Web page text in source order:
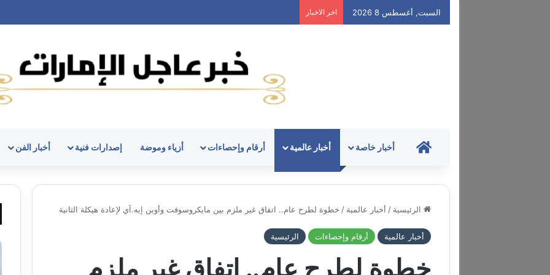
السبت, أغسطس 8 2026 اخر الاخبار
HOMEأخبار خاصة أخبار عالمية أرقام وإحصاءات أزياء وموضة إصدارات فنية أخبار الفن
الرئيسية / أخبار عالمية / خطوة لطرح عام.. اتفاق غير ملزم بين مايكروسوفت وأوبن إيه.آي لإعادة هيكلة الثانية
أخبار عالمية أرقام وإحصاءات الرئيسية
خطوة لطرح عام.. اتفاق غير ملزم